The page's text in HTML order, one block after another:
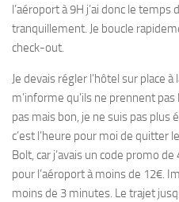
l’aéroport à 9H j’ai donc le
tranquillement. Je boucle
check-out.
Je devais régler l’hôtel sur place
m’informe qu’ils ne prennent pas
pas mais bon, je ne suis pas plus
c’est l’heure pour moi de quitter
Bolt, car j’avais un code promo
pour l’aéroport à moins de 12€.
moins de 3 minutes. Le trajet